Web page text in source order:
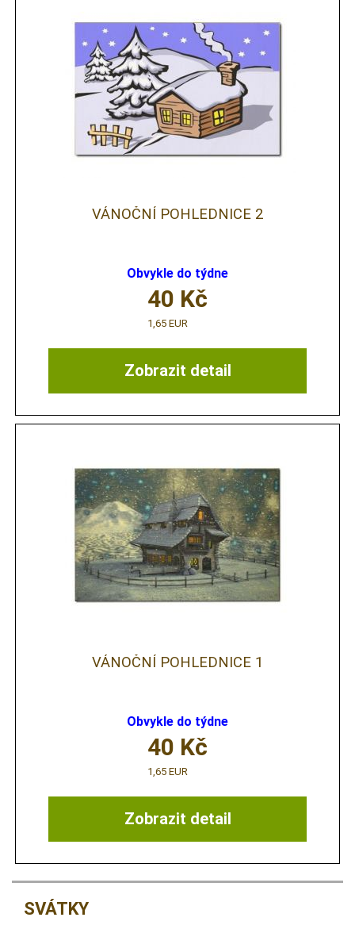
VÁNOČNÍ POHLEDNICE 2
Obvykle do týdne
Zobrazit detail
40 Kč
1,65 EUR
VÁNOČNÍ POHLEDNICE 1
Obvykle do týdne
Zobrazit detail
40 Kč
1,65 EUR
SVÁTKY